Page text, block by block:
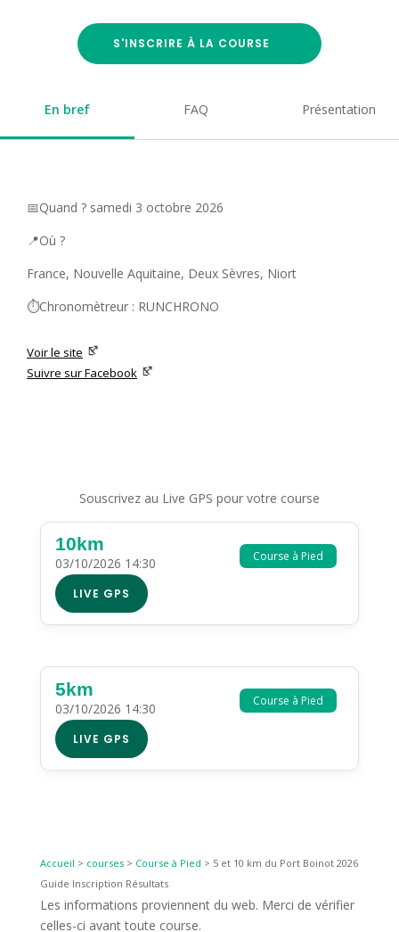
S'INSCRIRE À LA COURSE
En bref FAQ Présentation
📅Quand ? samedi 3 octobre 2026
📍Où ?
France, Nouvelle Aquitaine, Deux Sèvres, Niort
⏱️Chronomètreur : RUNCHRONO
Voir le site
Suivre sur Facebook
Souscrivez au Live GPS pour votre course
Course à Pied
10km
03/10/2026 14:30
LIVE GPS
Course à Pied
5km
03/10/2026 14:30
LIVE GPS
Accueil > courses> Course à Pied > 5 et 10 km du Port Boinot 2026
Guide Inscription Résultats
Les informations proviennent du web. Merci de vérifier
celles-ci avant toute course.